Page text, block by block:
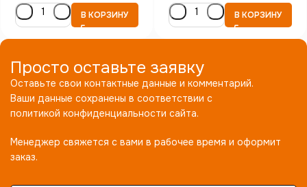
В КОРЗИНУ В КОРЗИНУ
Просто оставьте заявку
Оставьте свои контактные данные и комментарий.
Ваши данные сохранены в соответствии с
политикой конфиденциальности сайта.
Менеджер свяжется с вами в рабочее время и оформит
заказ.